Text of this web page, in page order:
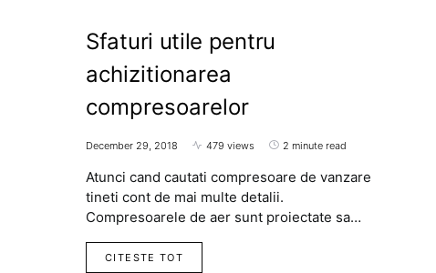
Sfaturi utile pentru
achizitionarea
compresoarelor
December 29, 2018 479 views 2 minute read
Atunci cand cautati compresoare de vanzare
tineti cont de mai multe detalii.
Compresoarele de aer sunt proiectate sa…
CITESTE TOT